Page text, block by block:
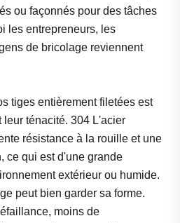
ou façonnés pour des tâches
les entrepreneurs, les
de bricolage reviennent
tiges entièrement filetées est
leur ténacité. 304 L'acier
résistance à la rouille et une
ce qui est d'une grande
extérieur ou humide.
peut bien garder sa forme.
moins de